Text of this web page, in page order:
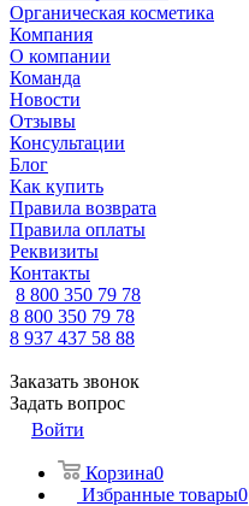
Органическая косметика
Компания
О компании
Команда
Новости
Отзывы
Консультации
Блог
Как купить
Правила возврата
Правила оплаты
Реквизиты
Контакты
8 800 350 79 78
8 800 350 79 78
8 937 437 58 88
Заказать звонок
Задать вопрос
Войти
Корзина0
Избранные товары0